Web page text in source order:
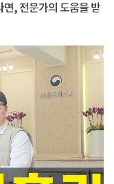
면, 전문가의 도움을 받